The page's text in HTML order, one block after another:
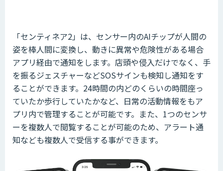
「センティネア2」は、センサー内のAIチップが人間の
姿を棒人間に変換し、動きに異常や危険性がある場合
アプリ経由で通知をします。店頭や侵入だけでなく、手
を振るジェスチャーなどSOSサインも検知し通知をす
ることができます。24時間の内どのくらいの時間座っ
ていたか歩行していたかなど、日常の活動情報をもア
プリ内で管理することが可能です。また、1つのセンサ
ーを複数人で閲覧することが可能のため、アラート通
知なども複数人で受信する事ができます。